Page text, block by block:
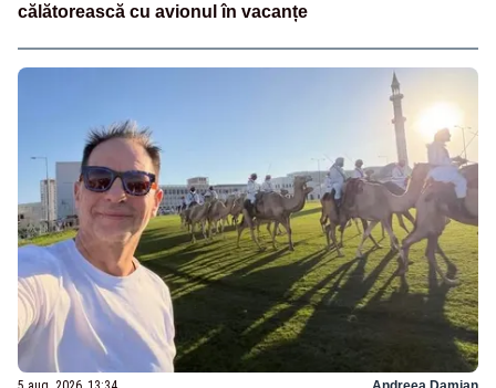
călătorească cu avionul în vacanțe